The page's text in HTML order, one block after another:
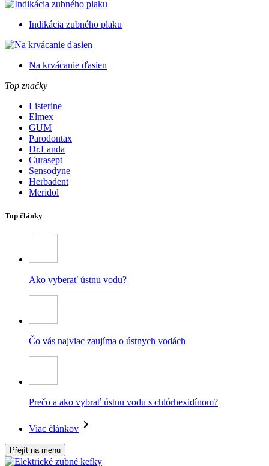
Indikácia zubného plaku
Na krvácanie ďasien
Top značky
Listerine
Elmex
GUM
Parodontax
Dr.Landa
Curasept
Sensodyne
Herbadent
Meridol
Top články
Ako vyberať ústnu vodu?
Čo vás najviac zaujíma o ústnych vodách
Prečo a ako vybrať ústnu vodu s chlórhexidínom?
Viac článkov
Přejít na menu